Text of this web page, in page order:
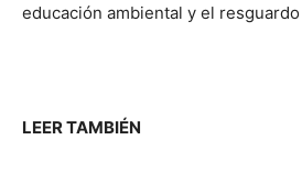
educación ambiental y el
LEER TAMBIÉN